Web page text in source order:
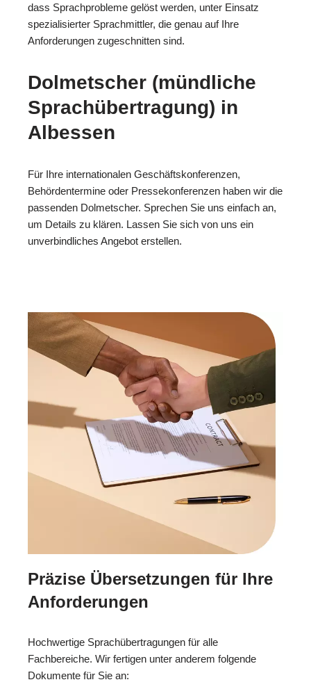
dass Sprachprobleme gelöst werden, unter Einsatz
spezialisierter Sprachmittler, die genau auf Ihre
Anforderungen zugeschnitten sind.
Dolmetscher (mündliche
Sprachübertragung) in
Albessen
Für Ihre internationalen Geschäftskonferenzen,
Behördentermine oder Pressekonferenzen haben wir die
passenden Dolmetscher. Sprechen Sie uns einfach an,
um Details zu klären. Lassen Sie sich von uns ein
unverbindliches Angebot erstellen.
Präzise Übersetzungen für Ihre
Anforderungen
Hochwertige Sprachübertragungen für alle
Fachbereiche. Wir fertigen unter anderem folgende
Dokumente für Sie an: